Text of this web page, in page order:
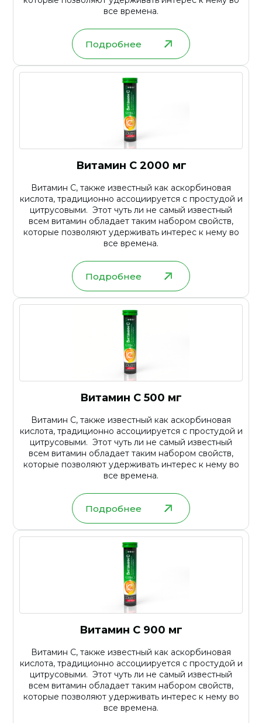
все времена.
Подробнее
Витамин С 2000 мг
Витамин С, также известный как аскорбиновая
кислота, традиционно ассоциируется с простудой и
цитрусовыми. Этот чуть ли не самый известный
всем витамин обладает таким набором свойств,
которые позволяют удерживать интерес к нему во
все времена.
Подробнее
Витамин С 500 мг
Витамин С, также известный как аскорбиновая
кислота, традиционно ассоциируется с простудой и
цитрусовыми. Этот чуть ли не самый известный
всем витамин обладает таким набором свойств,
которые позволяют удерживать интерес к нему во
все времена.
Подробнее
Витамин С 900 мг
Витамин С, также известный как аскорбиновая
кислота, традиционно ассоциируется с простудой и
цитрусовыми. Этот чуть ли не самый известный
всем витамин обладает таким набором свойств,
которые позволяют удерживать интерес к нему во
все времена.